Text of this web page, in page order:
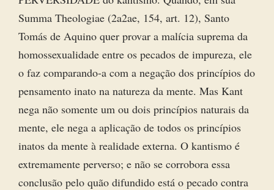
Summa Theologiae (2a2ae, 154, art. 12), Santo
Tomás de Aquino quer provar a malícia suprema da
homossexualidade entre os pecados de impureza, ele
o faz comparando-a com a negação dos princípios do
pensamento inato na natureza da mente. Mas Kant
nega não somente um ou dois princípios naturais da
mente, ele nega a aplicação de todos os princípios
inatos da mente à realidade externa. O kantismo é
extremamente perverso; e não se corrobora essa
conclusão pelo quão difundido está o pecado contra